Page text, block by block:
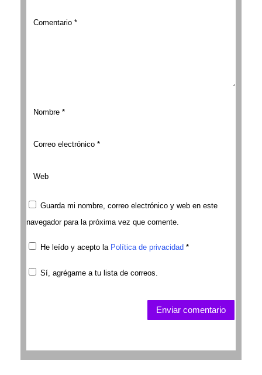
Guarda mi nombre, correo electrónico y web en este
navegador para la próxima vez que comente.
He leído y acepto la Política de privacidad *
Sí, agrégame a tu lista de correos.
Enviar comentario